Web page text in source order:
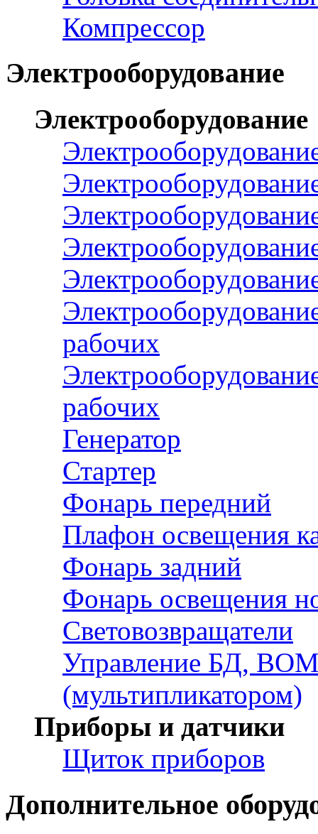
Компрессор
Электрооборудование
Электрооборудование
рабочих
рабочих
Генератор
Стартер
Фонарь передний
Плафон освещения
Фонарь задний
Фонарь освещения
Световозвращатели
Управление БД, ВОМ
(мультипликатором)
Приборы и датчики
Щиток приборов
Дополнительное